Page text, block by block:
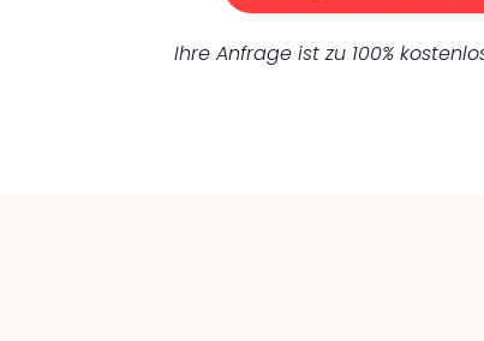
Ihre Anfrage ist zu 100%